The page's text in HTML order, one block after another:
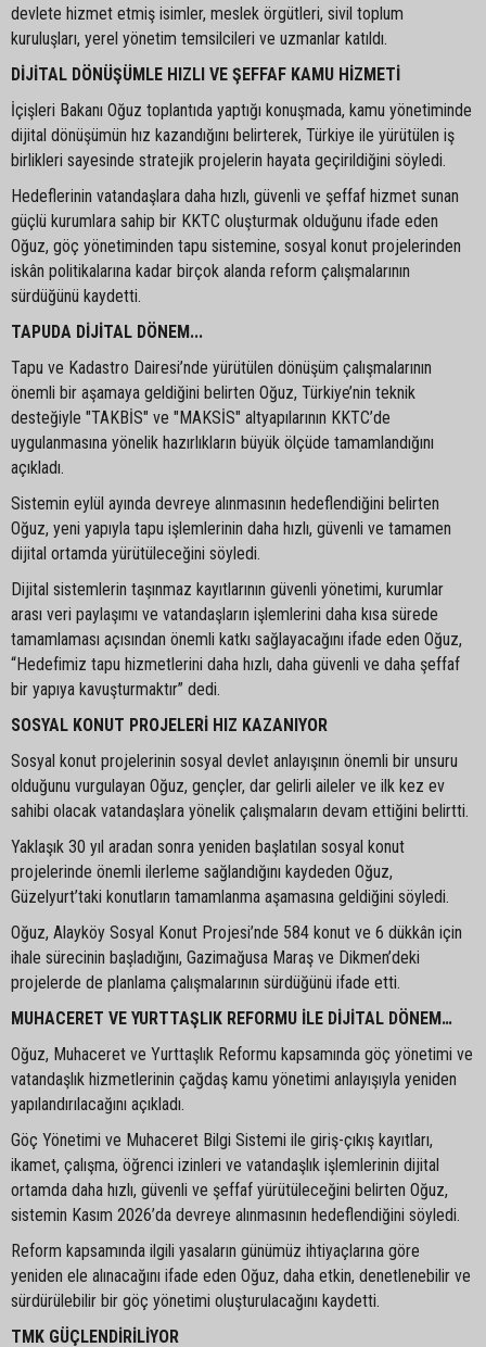
devlete hizmet etmiş isimler, meslek örgütleri, sivil toplum
kuruluşları, yerel yönetim temsilcileri ve uzmanlar katıldı.
DİJİTAL DÖNÜŞÜMLE HIZLI VE ŞEFFAF KAMU HİZMETİ
İçişleri Bakanı Oğuz toplantıda yaptığı konuşmada, kamu yönetiminde
dijital dönüşümün hız kazandığını belirterek, Türkiye ile yürütülen iş
birlikleri sayesinde stratejik projelerin hayata geçirildiğini söyledi.
Hedeflerinin vatandaşlara daha hızlı, güvenli ve şeffaf hizmet sunan
güçlü kurumlara sahip bir KKTC oluşturmak olduğunu ifade eden
Oğuz, göç yönetiminden tapu sistemine, sosyal konut projelerinden
iskân politikalarına kadar birçok alanda reform çalışmalarının
sürdüğünü kaydetti.
TAPUDA DİJİTAL DÖNEM...
Tapu ve Kadastro Dairesi’nde yürütülen dönüşüm çalışmalarının
önemli bir aşamaya geldiğini belirten Oğuz, Türkiye’nin teknik
desteğiyle "TAKBİS" ve "MAKSİS" altyapılarının KKTC’de
uygulanmasına yönelik hazırlıkların büyük ölçüde tamamlandığını
açıkladı.
Sistemin eylül ayında devreye alınmasının hedeflendiğini belirten
Oğuz, yeni yapıyla tapu işlemlerinin daha hızlı, güvenli ve tamamen
dijital ortamda yürütüleceğini söyledi.
Dijital sistemlerin taşınmaz kayıtlarının güvenli yönetimi, kurumlar
arası veri paylaşımı ve vatandaşların işlemlerini daha kısa sürede
tamamlaması açısından önemli katkı sağlayacağını ifade eden Oğuz,
“Hedefimiz tapu hizmetlerini daha hızlı, daha güvenli ve daha şeffaf
bir yapıya kavuşturmaktır” dedi.
SOSYAL KONUT PROJELERİ HIZ KAZANIYOR
Sosyal konut projelerinin sosyal devlet anlayışının önemli bir unsuru
olduğunu vurgulayan Oğuz, gençler, dar gelirli aileler ve ilk kez ev
sahibi olacak vatandaşlara yönelik çalışmaların devam ettiğini belirtti.
Yaklaşık 30 yıl aradan sonra yeniden başlatılan sosyal konut
projelerinde önemli ilerleme sağlandığını kaydeden Oğuz,
Güzelyurt’taki konutların tamamlanma aşamasına geldiğini söyledi.
Oğuz, Alayköy Sosyal Konut Projesi’nde 584 konut ve 6 dükkân için
ihale sürecinin başladığını, Gazimağusa Maraş ve Dikmen’deki
projelerde de planlama çalışmalarının sürdüğünü ifade etti.
MUHACERET VE YURTTAŞLIK REFORMU İLE DİJİTAL DÖNEM…
Oğuz, Muhaceret ve Yurttaşlık Reformu kapsamında göç yönetimi ve
vatandaşlık hizmetlerinin çağdaş kamu yönetimi anlayışıyla yeniden
yapılandırılacağını açıkladı.
Göç Yönetimi ve Muhaceret Bilgi Sistemi ile giriş-çıkış kayıtları,
ikamet, çalışma, öğrenci izinleri ve vatandaşlık işlemlerinin dijital
ortamda daha hızlı, güvenli ve şeffaf yürütüleceğini belirten Oğuz,
sistemin Kasım 2026’da devreye alınmasının hedeflendiğini söyledi.
Reform kapsamında ilgili yasaların günümüz ihtiyaçlarına göre
yeniden ele alınacağını ifade eden Oğuz, daha etkin, denetlenebilir ve
sürdürülebilir bir göç yönetimi oluşturulacağını kaydetti.
TMK GÜÇLENDİRİLİYOR